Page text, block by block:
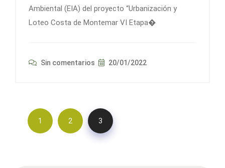
Ambiental (EIA) del proyecto “Urbanización y
Loteo Costa de Montemar VI Etapa�
Sin comentarios 20/01/2022
1 2 3